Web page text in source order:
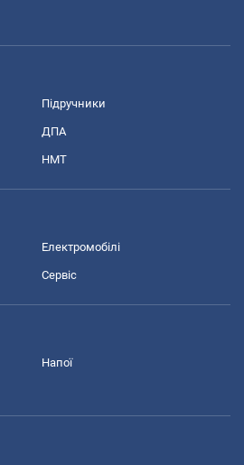
Підручники
ДПА
НМТ
Електромобілі
Сервіс
Напої